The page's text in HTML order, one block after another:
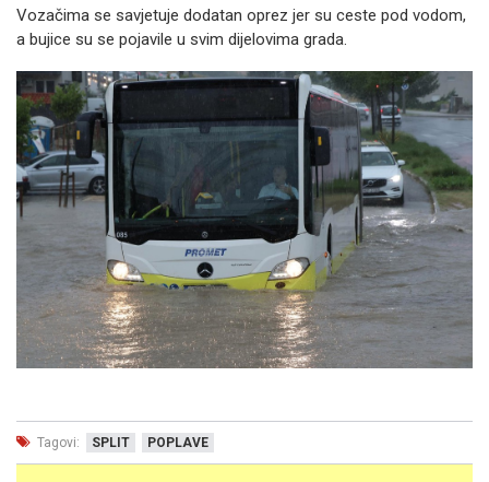
Vozačima se savjetuje dodatan oprez jer su ceste pod vodom,
a bujice su se pojavile u svim dijelovima grada.
Tagovi: SPLIT POPLAVE